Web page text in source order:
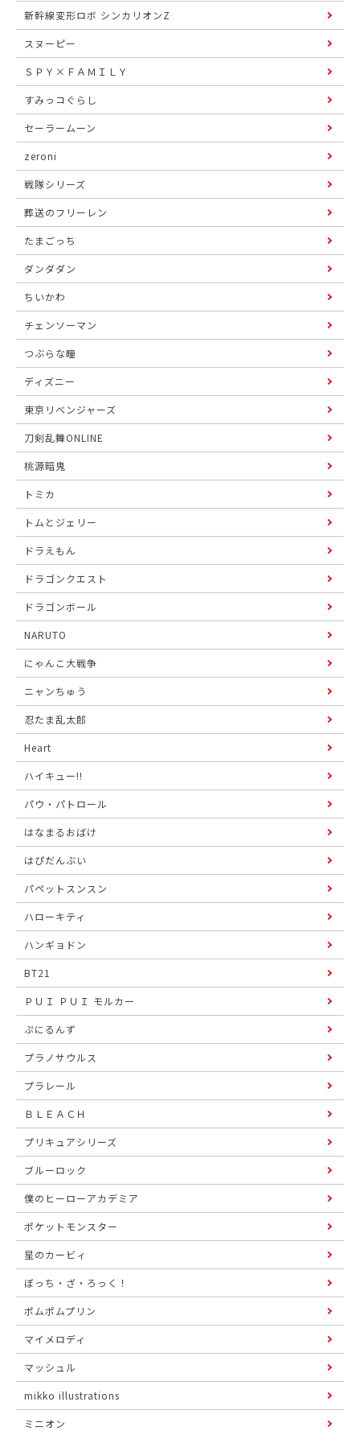
新幹線変形ロボ シンカリオンZ
スヌーピー
ＳＰＹ×ＦＡＭＩＬＹ
すみっコぐらし
セーラームーン
zeroni
戦隊シリーズ
葬送のフリーレン
たまごっち
ダンダダン
ちいかわ
チェンソーマン
つぶらな瞳
ディズニー
東京リベンジャーズ
刀剣乱舞ONLINE
桃源暗鬼
トミカ
トムとジェリー
ドラえもん
ドラゴンクエスト
ドラゴンボール
NARUTO
にゃんこ大戦争
ニャンちゅう
忍たま乱太郎
Heart
ハイキュー!!
パウ・パトロール
はなまるおばけ
はぴだんぶい
パペットスンスン
ハローキティ
ハンギョドン
BT21
ＰＵＩ ＰＵＩ モルカー
ぷにるんず
プラノサウルス
プラレール
ＢＬＥＡＣＨ
プリキュアシリーズ
ブルーロック
僕のヒーローアカデミア
ポケットモンスター
星のカービィ
ぼっち・ざ・ろっく！
ポムポムプリン
マイメロディ
マッシュル
mikko illustrations
ミニオン